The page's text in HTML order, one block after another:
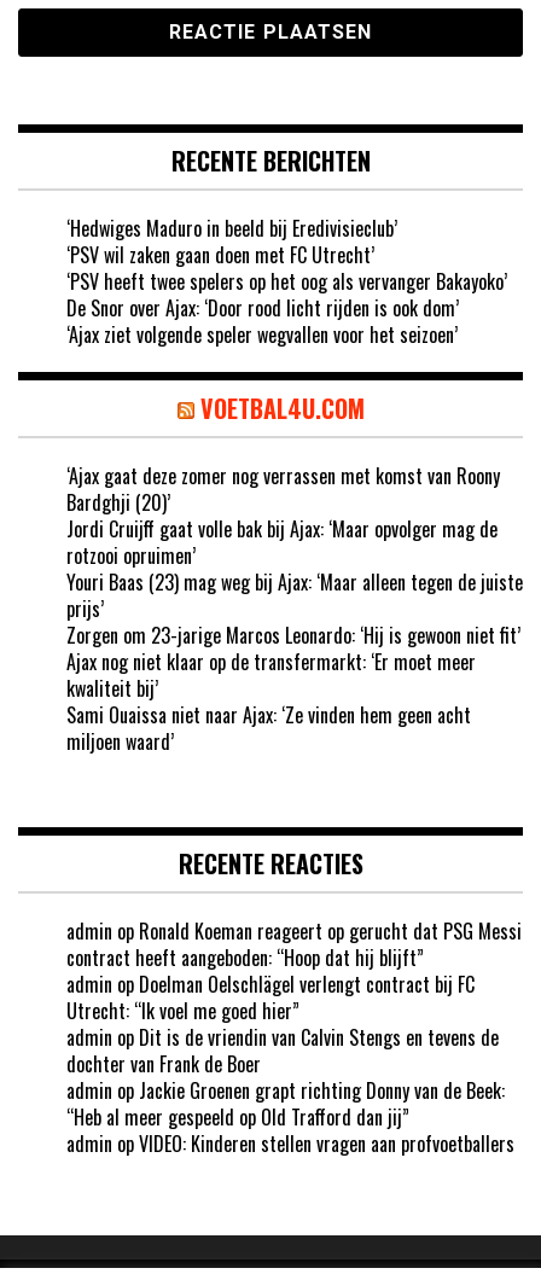
RECENTE BERICHTEN
‘Hedwiges Maduro in beeld bij Eredivisieclub’
‘PSV wil zaken gaan doen met FC Utrecht’
‘PSV heeft twee spelers op het oog als vervanger Bakayoko’
De Snor over Ajax: ‘Door rood licht rijden is ook dom’
‘Ajax ziet volgende speler wegvallen voor het seizoen’
VOETBAL4U.COM
‘Ajax gaat deze zomer nog verrassen met komst van Roony
Bardghji (20)’
Jordi Cruijff gaat volle bak bij Ajax: ‘Maar opvolger mag de
rotzooi opruimen’
Youri Baas (23) mag weg bij Ajax: ‘Maar alleen tegen de juiste
prijs’
Zorgen om 23-jarige Marcos Leonardo: ‘Hij is gewoon niet fit’
Ajax nog niet klaar op de transfermarkt: ‘Er moet meer
kwaliteit bij’
Sami Ouaissa niet naar Ajax: ‘Ze vinden hem geen acht
miljoen waard’
RECENTE REACTIES
admin op Ronald Koeman reageert op gerucht dat PSG Messi
contract heeft aangeboden: “Hoop dat hij blijft”
admin op Doelman Oelschlägel verlengt contract bij FC
Utrecht: “Ik voel me goed hier”
admin op Dit is de vriendin van Calvin Stengs en tevens de
dochter van Frank de Boer
admin op Jackie Groenen grapt richting Donny van de Beek:
“Heb al meer gespeeld op Old Trafford dan jij”
admin opVIDEO: Kinderen stellen vragen aan profvoetballers